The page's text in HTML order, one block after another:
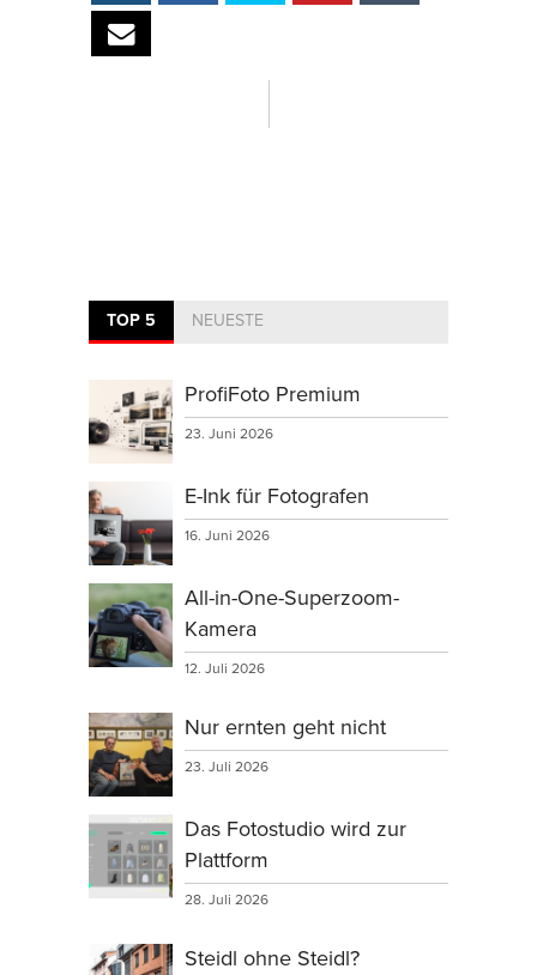
TOP 5 NEUESTE
ProfiFoto Premium
23. Juni 2026
E-Ink für Fotografen
16. Juni 2026
All-in-One-Superzoom-
Kamera
12. Juli 2026
Nur ernten geht nicht
23. Juli 2026
Das Fotostudio wird zur
Plattform
28. Juli 2026
Steidl ohne Steidl?